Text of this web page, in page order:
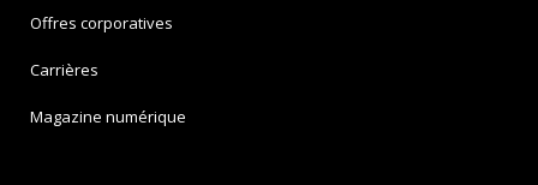
Offres corporatives
Carrières
Magazine numérique